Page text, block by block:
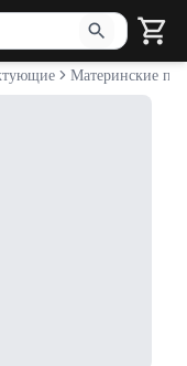
Нажмите Enter
Материнские